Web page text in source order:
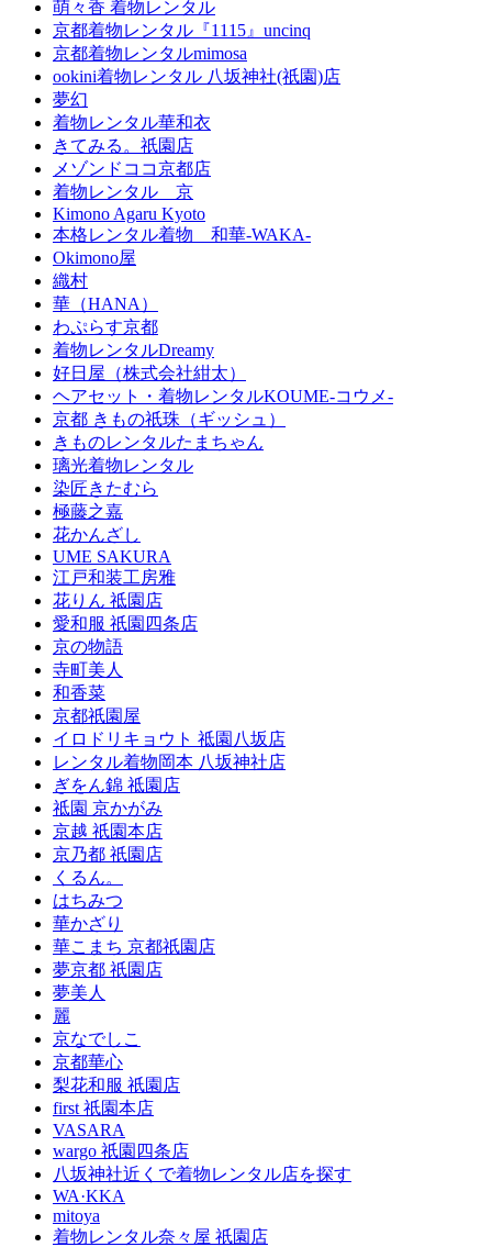
萌々香 着物レンタル
京都着物レンタル『1115』uncinq
京都着物レンタルmimosa
ookini着物レンタル 八坂神社(祇園)店
夢幻
着物レンタル華和衣
きてみる。祇園店
メゾンドココ京都店
着物レンタル 京
Kimono Agaru Kyoto
本格レンタル着物 和華-WAKA-
Okimono屋
織村
華（HANA）
わぷらす京都
着物レンタルDreamy
好日屋（株式会社紺太）
ヘアセット・着物レンタルKOUME-コウメ-
京都 きもの祇珠（ギッシュ）
きものレンタルたまちゃん
璃光着物レンタル
染匠きたむら
極藤之嘉
花かんざし
UME SAKURA
江戸和装工房雅
花りん 祗園店
愛和服 祇園四条店
京の物語
寺町美人
和香菜
京都祇園屋
イロドリキョウト 祗園八坂店
レンタル着物岡本 八坂神社店
ぎをん錦 祗園店
祗園 京かがみ
京越 祇園本店
京乃都 祇園店
くるん。
はちみつ
華かざり
華こまち 京都祇園店
夢京都 祇園店
夢美人
麗
京なでしこ
京都華心
梨花和服 祇園店
first 祇園本店
VASARA
wargo 祇園四条店
八坂神社近くで着物レンタル店を探す
WA·KKA
mitoya
着物レンタル奈々屋 祇園店